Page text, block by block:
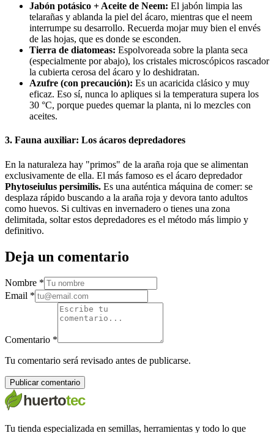
Jabón potásico + Aceite de Neem: El jabón limpia las
telarañas y ablanda la piel del ácaro, mientras que el neem
interrumpe su desarrollo. Recuerda mojar muy bien el envés
de las hojas, que es donde se esconden.
Tierra de diatomeas: Espolvoreada sobre la planta seca
(especialmente por abajo), los cristales microscópicos rascador
la cubierta cerosa del ácaro y lo deshidratan.
Azufre (con precaución): Es un acaricida clásico y muy
eficaz. Eso sí, nunca lo apliques si la temperatura supera los
30 °C, porque puedes quemar la planta, ni lo mezcles con
aceites.
3. Fauna auxiliar: Los ácaros depredadores
En la naturaleza hay "primos" de la araña roja que se alimentan
exclusivamente de ella. El más famoso es el ácaro depredador
Phytoseiulus persimilis. Es una auténtica máquina de comer: se
desplaza rápido buscando a la araña roja y devora tanto adultos
como huevos. Si cultivas en invernadero o tienes una zona
delimitada, soltar estos depredadores es el método más limpio y
definitivo.
Deja un comentario
Nombre *
Email *
Comentario *
Tu comentario será revisado antes de publicarse.
Publicar comentario
Tu tienda especializada en semillas, herramientas y todo lo que